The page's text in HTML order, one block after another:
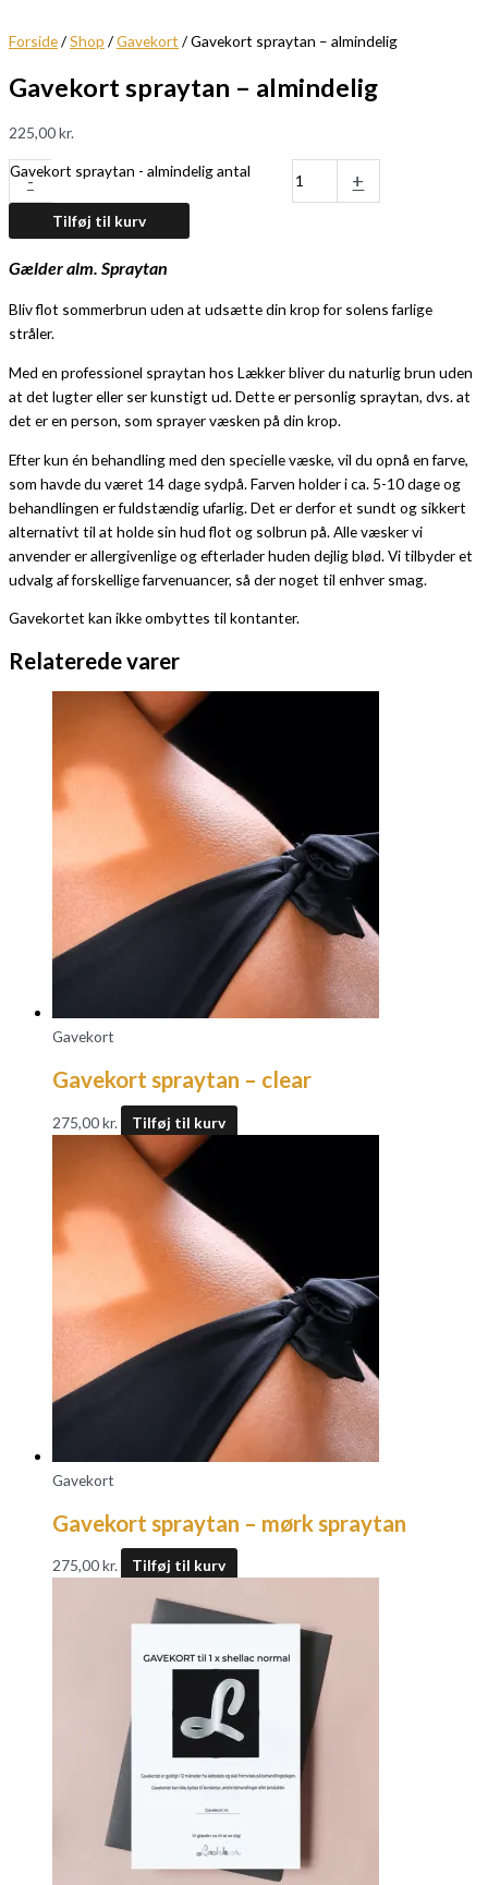
Forside/Shop /Gavekort / Gavekort spraytan – almindelig
Gavekort spraytan – almindelig
225,00kr.
-
Gavekort spraytan - almindelig antal +
Tilføj til kurv
Gælder alm. Spraytan
Bliv flot sommerbrun uden at udsætte din krop for solens farlige
stråler.
Med en professionel spraytan hos Lækker bliver du naturlig brun uden
at det lugter eller ser kunstigt ud. Dette er personlig spraytan, dvs. at
det er en person, som sprayer væsken på din krop.
Efter kun én behandling med den specielle væske, vil du opnå en farve,
som havde du været 14 dage sydpå. Farven holder i ca. 5-10 dage og
behandlingen er fuldstændig ufarlig. Det er derfor et sundt og sikkert
alternativt til at holde sin hud flot og solbrun på. Alle væsker vi
anvender er allergivenlige og efterlader huden dejlig blød. Vi tilbyder et
udvalg af forskellige farvenuancer, så der noget til enhver smag.
Gavekortet kan ikke ombyttes til kontanter.
Relaterede varer
Gavekort
Gavekort spraytan – clear
275,00kr. Tilføj til kurv
Gavekort
Gavekort spraytan – mørk spraytan
275,00kr. Tilføj til kurv